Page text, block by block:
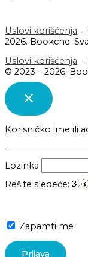
Uslovi korišćenja –
2026. Bookche.
Uslovi korišćenja –
© 2023 – 2026.
Korisničko ime ili
Lozinka
Rešite sledeće:
Zapamti me